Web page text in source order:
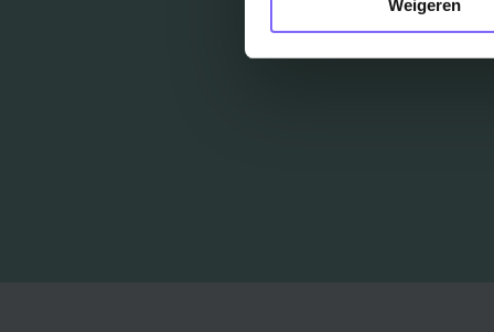
Weigeren